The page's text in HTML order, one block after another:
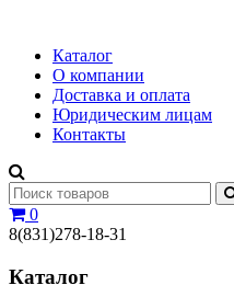
Каталог
О компании
Доставка и оплата
Юридическим лицам
Контакты
0
8(831)278-18-31
Каталог